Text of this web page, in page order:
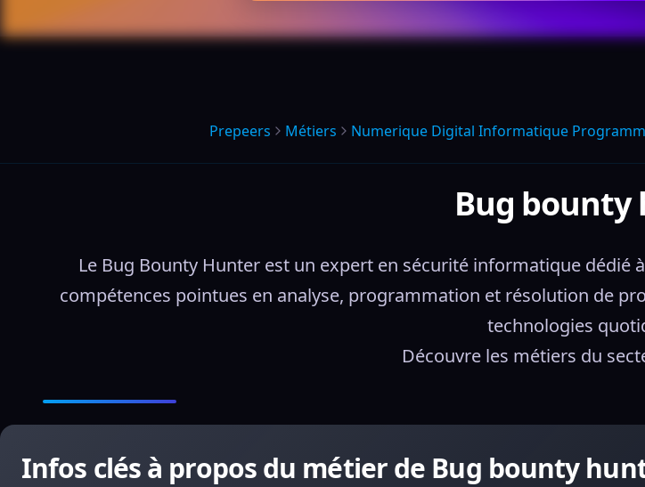
Prepeers Métiers Numerique Digital Informatique
Bug bounty
Le Bug Bounty Hunter est un expert en sécurité informatique dédié
compétences pointues en analyse, programmation et résolution de
technologies
Découvre les métiers du
Infos clés à propos du métier de Bug bounty